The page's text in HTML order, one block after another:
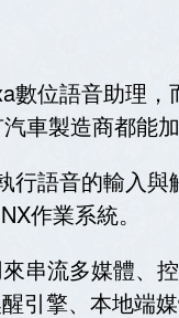
數位語音助理
車製造商都能加
語音的輸入
作業系統。
串流多媒體、
引擎、本地端